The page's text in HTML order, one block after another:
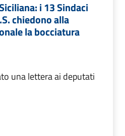
i 13 Sindaci
chiedono alla
la bocciatura
una lettera ai deputati